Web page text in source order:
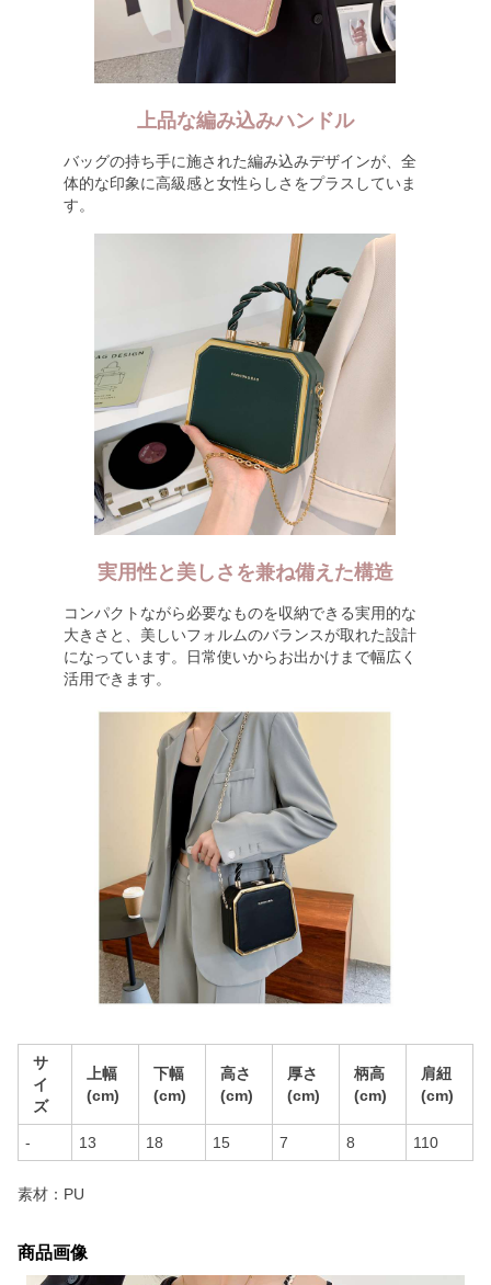
上品な編み込みハンドル
バッグの持ち手に施された編み込みデザインが、全
体的な印象に高級感と女性らしさをプラスしていま
す。
実用性と美しさを兼ね備えた構造
コンパクトながら必要なものを収納できる実用的な
大きさと、美しいフォルムのバランスが取れた設計
になっています。日常使いからお出かけまで幅広く
活用できます。
サ
イ
ズ
上幅
(cm)
下幅
(cm)
高さ
(cm)
厚さ
(cm)
柄高
(cm)
肩紐
(cm)
- 13 18 15 7 8 110
素材：PU
商品画像